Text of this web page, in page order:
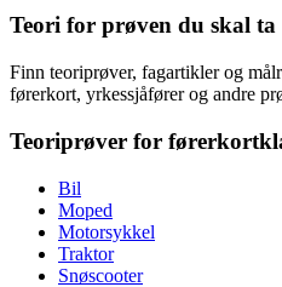
Teori for prøven du skal ta
Finn teoriprøver, fagartikler og
førerkort, yrkessjåfører og andre
Teoriprøver for
Bil
Moped
Motorsykkel
Traktor
Snøscooter